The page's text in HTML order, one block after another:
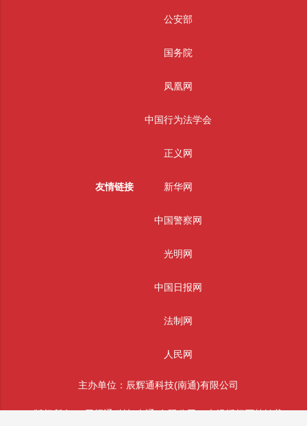
友情链接
公安部
国务院
凤凰网
中国行为法学会
正义网
新华网
中国警察网
光明网
中国日报网
法制网
人民网
主办单位：辰辉通科技(南通)有限公司
版权所有： 辰辉通科技(南通)有限公司 未经授权严禁转载